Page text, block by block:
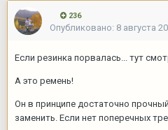
236
Опубликовано: 8 августа
Если резинка порвалась... тут
А это ремень!
Он в принципе достаточно
заменить. Если нет поперечных